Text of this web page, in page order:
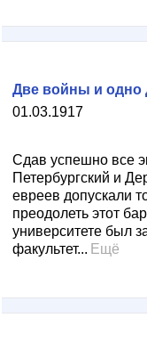
01.03.1917
Две войны и одно
Сдав успешно все
Петербургский и
евреев допускали
преодолеть этот
университете был
факультет... Ещё